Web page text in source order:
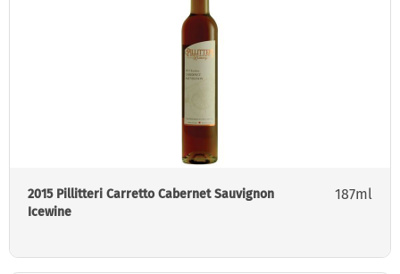
2015 Pillitteri Carretto Cabernet Sauvignon
Icewine
187ml